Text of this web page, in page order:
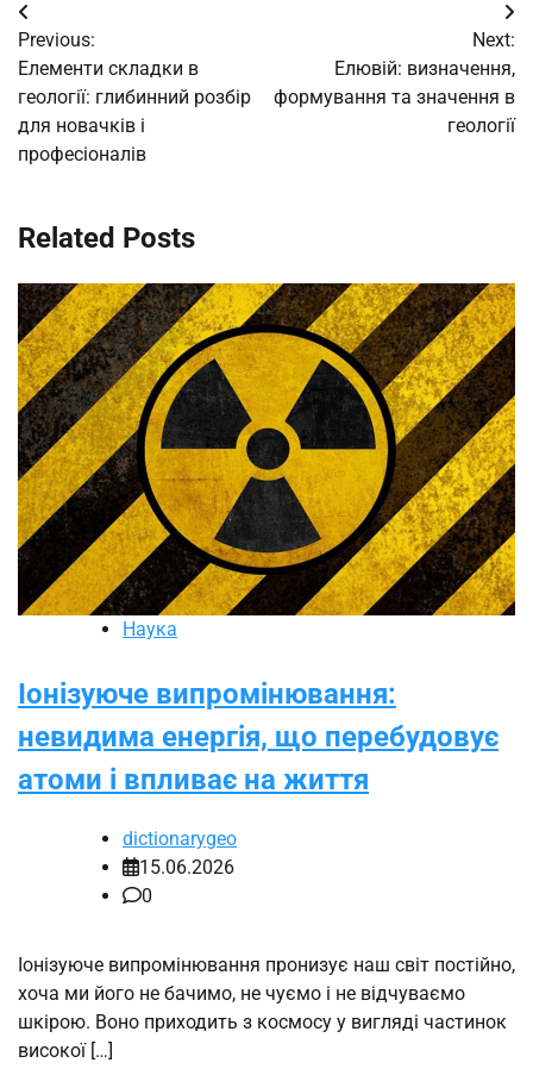
Post
navigation
Previous:
Елементи складки в
геології: глибинний розбір
для новачків і
професіоналів
Next:
Елювій: визначення,
формування та значення в
геології
Related Posts
Наука
Іонізуюче випромінювання:
невидима енергія, що перебудовує
атоми і впливає на життя
dictionarygeo
15.06.2026
0
Іонізуюче випромінювання пронизує наш світ постійно,
хоча ми його не бачимо, не чуємо і не відчуваємо
шкірою. Воно приходить з космосу у вигляді частинок
високої […]